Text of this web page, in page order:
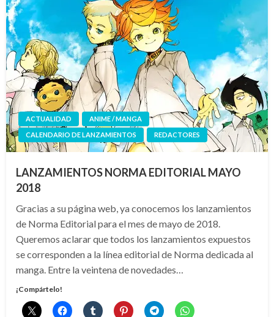
ACTUALIDAD
ANIME / MANGA
CALENDARIO DE LANZAMIENTOS
REDACTORES
LANZAMIENTOS NORMA EDITORIAL MAYO
2018
Gracias a su página web, ya conocemos los lanzamientos
de Norma Editorial para el mes de mayo de 2018.
Queremos aclarar que todos los lanzamientos expuestos
se corresponden a la línea editorial de Norma dedicada al
manga. Entre la veintena de novedades…
¡Compártelo!